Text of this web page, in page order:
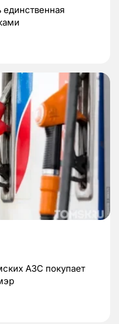
АЗС покупает